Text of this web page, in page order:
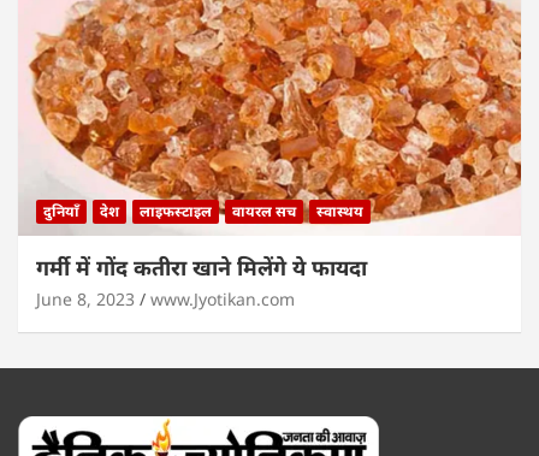
दुनियाँ देश लाइफस्टाइल वायरल सच स्वास्थय
गर्मी में गोंद कतीरा खाने मिलेंगे ये फायदा
June 8, 2023 www.Jyotikan.com